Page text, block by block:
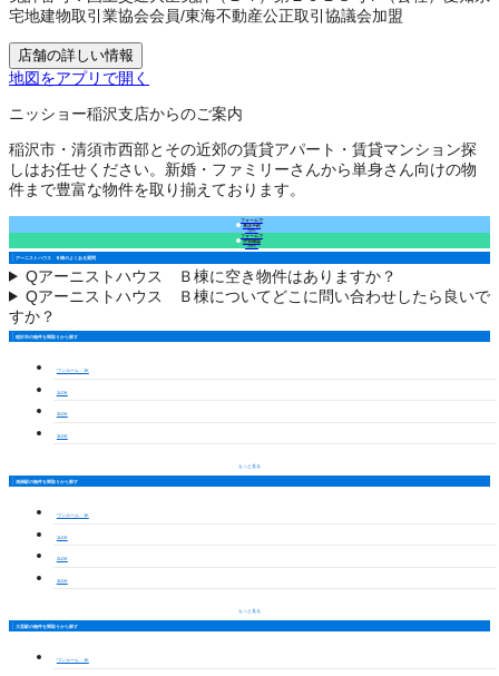
宅地建物取引業協会会員/東海不動産公正取引協議会加盟
店舗の詳しい情報
地図をアプリで開く
ニッショー稲沢支店からのご案内
稲沢市・清須市西部とその近郊の賃貸アパート・賃貸マンション探
しはお任せください。新婚・ファミリーさんから単身さん向けの物
件まで豊富な物件を取り揃えております。
フォームで
来店予約
（無料）
フォームで
空室確認
（無料）
アーニストハウス Ｂ棟のよくある質問
Qアーニストハウス Ｂ棟に空き物件はありますか？
Qアーニストハウス Ｂ棟についてどこに問い合わせしたら良いで
すか？
稲沢市の物件を間取りから探す
ワンルーム・1K
1LDK
2LDK
3LDK
もっと見る
清洲駅の物件を間取りから探す
ワンルーム・1K
1LDK
2LDK
3LDK
もっと見る
大里駅の物件を間取りから探す
ワンルーム・1K